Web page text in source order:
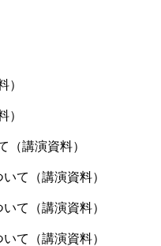
）
）
（講演資料）
て（講演資料）
て（講演資料）
て（講演資料）